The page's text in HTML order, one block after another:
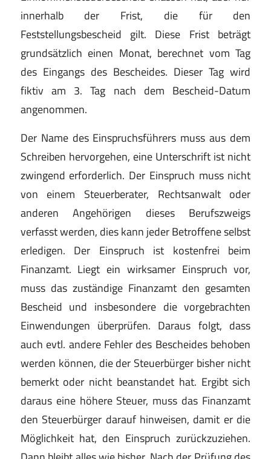
innerhalb der Frist, die für den
Feststellungsbescheid gilt. Diese Frist beträgt
grundsätzlich einen Monat, berechnet vom Tag
des Eingangs des Bescheides. Dieser Tag wird
fiktiv am 3. Tag nach dem Bescheid-Datum
angenommen.
Der Name des Einspruchsführers muss aus dem
Schreiben hervorgehen, eine Unterschrift ist nicht
zwingend erforderlich. Der Einspruch muss nicht
von einem Steuerberater, Rechtsanwalt oder
anderen Angehörigen dieses Berufszweigs
verfasst werden, dies kann jeder Betroffene selbst
erledigen. Der Einspruch ist kostenfrei beim
Finanzamt. Liegt ein wirksamer Einspruch vor,
muss das zuständige Finanzamt den gesamten
Bescheid und insbesondere die vorgebrachten
Einwendungen überprüfen. Daraus folgt, dass
auch evtl. andere Fehler des Bescheides behoben
werden können, die der Steuerbürger bisher nicht
bemerkt oder nicht beanstandet hat. Ergibt sich
daraus eine höhere Steuer, muss das Finanzamt
den Steuerbürger darauf hinweisen, damit er die
Möglichkeit hat, den Einspruch zurückzuziehen.